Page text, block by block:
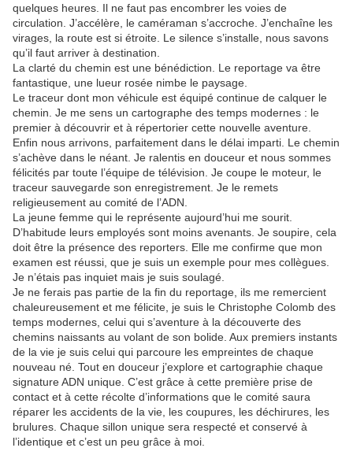
quelques heures. Il ne faut pas encombrer les voies de
circulation. J’accélère, le caméraman s’accroche. J’enchaîne les
virages, la route est si étroite. Le silence s’installe, nous savons
qu’il faut arriver à destination.
La clarté du chemin est une bénédiction. Le reportage va être
fantastique, une lueur rosée nimbe le paysage.
Le traceur dont mon véhicule est équipé continue de calquer le
chemin. Je me sens un cartographe des temps modernes : le
premier à découvrir et à répertorier cette nouvelle aventure.
Enfin nous arrivons, parfaitement dans le délai imparti. Le chemin
s’achève dans le néant. Je ralentis en douceur et nous sommes
félicités par toute l’équipe de télévision. Je coupe le moteur, le
traceur sauvegarde son enregistrement. Je le remets
religieusement au comité de l’ADN.
La jeune femme qui le représente aujourd’hui me sourit.
D’habitude leurs employés sont moins avenants. Je soupire, cela
doit être la présence des reporters. Elle me confirme que mon
examen est réussi, que je suis un exemple pour mes collègues.
Je n’étais pas inquiet mais je suis soulagé.
Je ne ferais pas partie de la fin du reportage, ils me remercient
chaleureusement et me félicite, je suis le Christophe Colomb des
temps modernes, celui qui s’aventure à la découverte des
chemins naissants au volant de son bolide. Aux premiers instants
de la vie je suis celui qui parcoure les empreintes de chaque
nouveau né. Tout en douceur j’explore et cartographie chaque
signature ADN unique. C’est grâce à cette première prise de
contact et à cette récolte d’informations que le comité saura
réparer les accidents de la vie, les coupures, les déchirures, les
brulures. Chaque sillon unique sera respecté et conservé à
l’identique et c’est un peu grâce à moi.